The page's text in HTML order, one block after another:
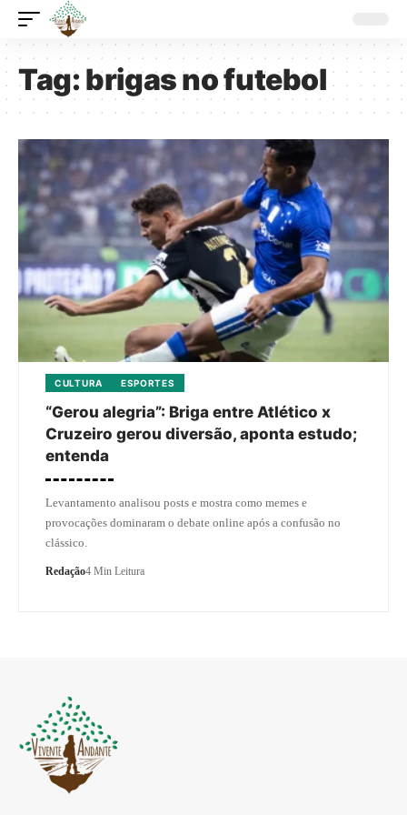
Tag:brigas no futebol
CULTURA ESPORTES
“Gerou alegria”: Briga entre Atlético x
Cruzeiro gerou diversão, aponta estudo;
entenda
Levantamento analisou posts e mostra como memes e
provocações dominaram o debate online após a confusão no
clássico.
Redação4 Min Leitura